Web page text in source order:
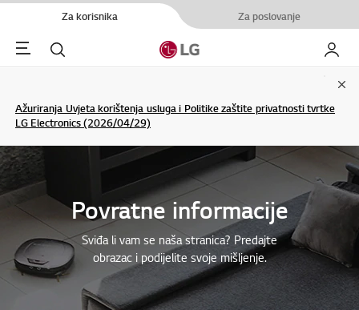
Za korisnika Za poslovanje
Menu Pretraživanje My LG
Ažuriranja Uvjeta korištenja usluga i Politike zaštite privatnosti tvrtke
LG Electronics (2026/04/29)
Povratne informacije
Sviđa li vam se naša stranica? Predajte
obrazac i podijelite svoje mišljenje.